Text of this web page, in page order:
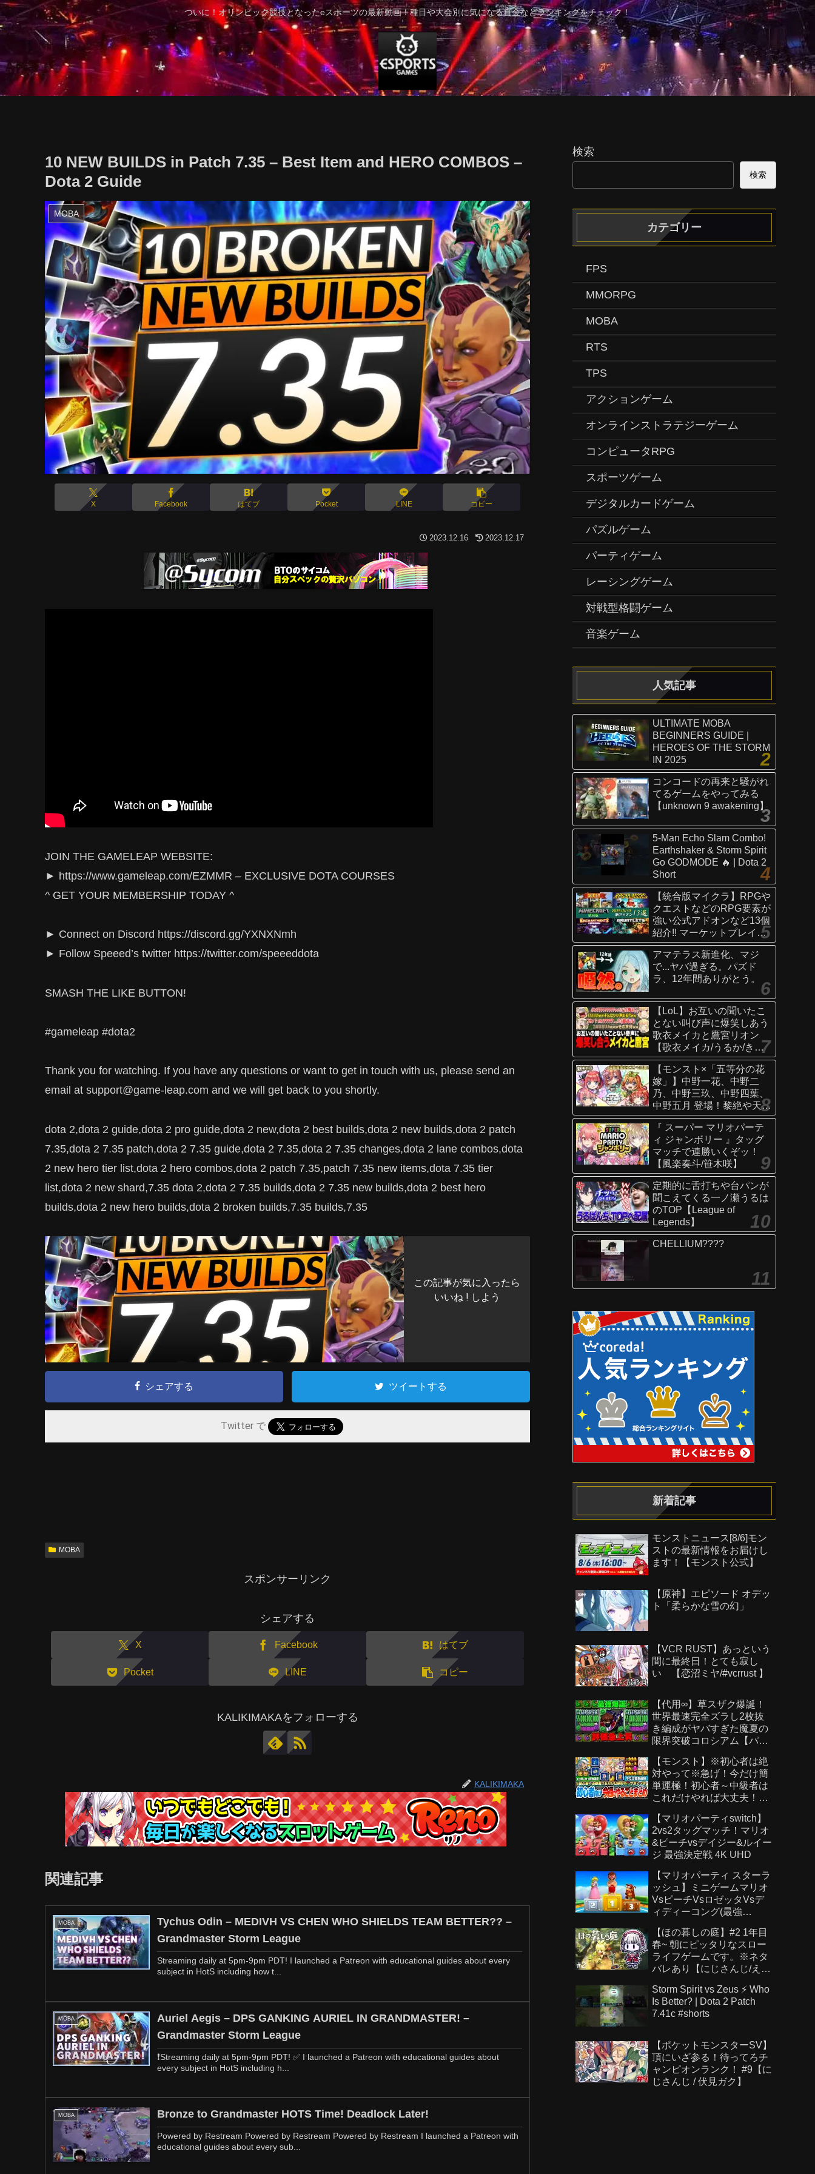
ついに！オリンピック競技となったeスポーツの最新動画！種目や大会別に気になる賞金などランキングをチェック！
10 NEW BUILDS in Patch 7.35 – Best Item and HERO COMBOS –
Dota 2 Guide
MOBA
X Facebook はてブ Pocket LINE コピー
2023.12.16 2023.12.17
JOIN THE GAMELEAP WEBSITE:
► https://www.gameleap.com/EZMMR – EXCLUSIVE DOTA COURSES
^ GET YOUR MEMBERSHIP TODAY ^
► Connect on Discord https://discord.gg/YXNXNmh
► Follow Speeed’s twitter https://twitter.com/speeeddota
SMASH THE LIKE BUTTON!
#gameleap #dota2
Thank you for watching. If you have any questions or want to get in touch with us, please send an
email at support@game-leap.com and we will get back to you shortly.
dota 2,dota 2 guide,dota 2 pro guide,dota 2 new,dota 2 best builds,dota 2 new builds,dota 2 patch
7.35,dota 2 7.35 patch,dota 2 7.35 guide,dota 2 7.35,dota 2 7.35 changes,dota 2 lane combos,dota
2 new hero tier list,dota 2 hero combos,dota 2 patch 7.35,patch 7.35 new items,dota 7.35 tier
list,dota 2 new shard,7.35 dota 2,dota 2 7.35 builds,dota 2 7.35 new builds,dota 2 best hero
builds,dota 2 new hero builds,dota 2 broken builds,7.35 builds,7.35
この記事が気に入ったら
いいね ! しよう
シェアする ツイートする
Twitter で
MOBA
スポンサーリンク
シェアする
X Facebook はてブ
Pocket LINE コピー
KALIKIMAKAをフォローする
KALIKIMAKA
関連記事
MOBA
Tychus Odin – MEDIVH VS CHEN WHO SHIELDS TEAM BETTER?? –
Grandmaster Storm League
Streaming daily at 5pm-9pm PDT! I launched a Patreon with educational guides about every
subject in HotS including how t...
MOBA
Auriel Aegis – DPS GANKING AURIEL IN GRANDMASTER! –
Grandmaster Storm League
❗️Streaming daily at 5pm-9pm PDT! ✅ I launched a Patreon with educational guides about
every subject in HotS including h...
MOBA Bronze to Grandmaster HOTS Time! Deadlock Later!
Powered by Restream Powered by Restream Powered by Restream I launched a Patreon with
educational guides about every sub...
検索
検索
カテゴリー
FPS
MMORPG
MOBA
RTS
TPS
アクションゲーム
オンラインストラテジーゲーム
コンピュータRPG
スポーツゲーム
デジタルカードゲーム
パズルゲーム
パーティゲーム
レーシングゲーム
対戦型格闘ゲーム
音楽ゲーム
人気記事
ULTIMATE MOBA
BEGINNERS GUIDE |
HEROES OF THE STORM
IN 2025
コンコードの再来と騒がれ
てるゲームをやってみる
【unknown 9 awakening】
5-Man Echo Slam Combo!
Earthshaker & Storm Spirit
Go GODMODE 🔥 | Dota 2
Short
【統合版マイクラ】RPGや
クエストなどのRPG要素が
強い公式アドオンなど13個
紹介!! マーケットプレイス
情報
【Switch/Win10/PE/PS/Xb
ox】
アマテラス新進化、マジ
で...ヤバ過ぎる。パズド
ラ、12年間ありがとう。
【LoL】お互いの聞いたこ
とない叫び声に爆笑しあう
歌衣メイカと鷹宮リオン
【歌衣メイカ/うるか/きな
こ/ありさか/鷹宮リオン】
【モンスト×「五等分の花
嫁」】中野一花、中野二
乃、中野三玖、中野四葉、
中野五月 登場！黎絶や天魔
の孤城〜空中庭園〜などで
活躍！オリジナルSSにも注
目！【新キャラ使ってみた
｜モンスト公式】
『 スーパー マリオパーテ
ィ ジャンボリー 』タッグ
マッチで連勝いくぞッ！
【風楽奏斗/笹木咲】
定期的に舌打ちや台パンが
聞こえてくる一ノ瀬うるは
のTOP【League of
Legends】
CHELLIUM????
新着記事
モンストニュース[8/6]モン
ストの最新情報をお届けし
ます！【モンスト公式】
【原神】エピソード オデッ
ト「柔らかな雪の幻」
【VCR RUST】あっという
間に最終日！とても寂し
い 【恋沼ミヤ/#vcrrust 】
【代用∞】草スザク爆誕！
世界最速完全ズラし2枚抜
き編成がヤバすぎた魔夏の
限界突破コロシアム【パズ
【モンスト】※初心者は絶
対やって※急げ！今だけ簡
単運極！初心者～中級者は
これだけやれば大丈夫！作
い運極を見逃すな！【モン
スト夏休み2026】へっぽこ
ストライカー
【マリオパーティswitch】
2vs2タッグマッチ！マリオ
&ピーチvsデイジー&ルイー
ジ 最強決定戦 4K UHD
【マリオパーティ スターラ
ッシュ】ミニゲームマリオ
VsピーチVsロゼッタVsデ
ィディーコング(最強
【ほの暮しの庭】#2 1年目
春~ 朝にピッタリなスロー
ライフゲームです。※ネタ
バレあり【にじさんじ/え
Storm Spirit vs Zeus ⚡ Who
Is Better? | Dota 2 Patch
7.41c #shorts
【ポケットモンスターSV】
頂にいざ参る！待ってろチ
ャンピオンランク！ #9【に
じさんじ / 伏見ガク】